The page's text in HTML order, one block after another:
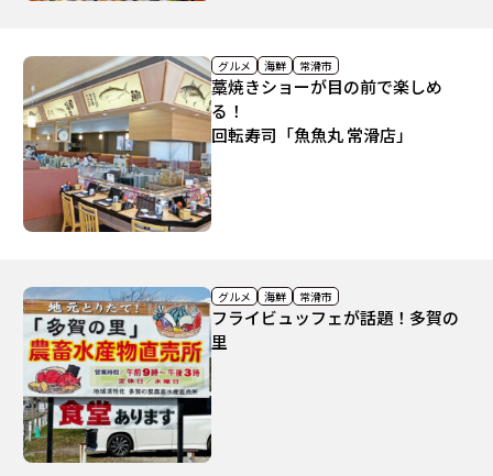
藁焼きショーが目の前で楽しめ
る！
回転寿司「魚魚丸 常滑店」
グルメ 海鮮 常滑市
フライビュッフェが話題！多賀の
里
グルメ 海鮮 常滑市